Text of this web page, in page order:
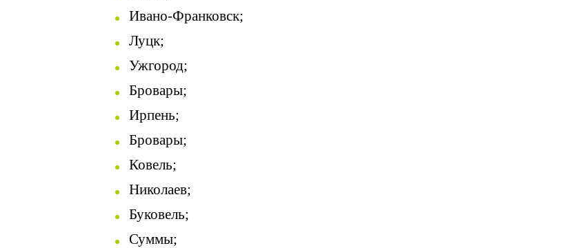
Ивано-Франковск;
Луцк;
Ужгород;
Бровары;
Ирпень;
Бровары;
Ковель;
Николаев;
Буковель;
Суммы;